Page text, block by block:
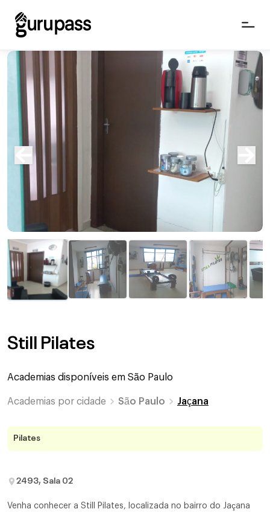
Still Pilates
Academias disponíveis em São Paulo
Academias por cidade São Paulo Jaçana
Pilates
2493, Sala 02
Venha conhecer a Still Pilates, localizada no bairro do Jaçana